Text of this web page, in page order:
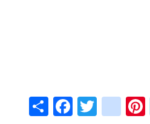
ShareFacebook